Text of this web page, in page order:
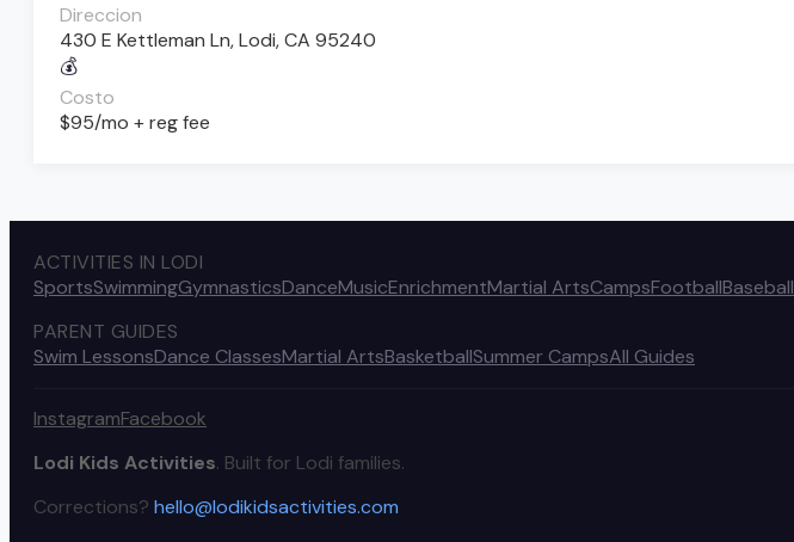
Direccion
430 E Kettleman Ln, Lodi, CA 95240
💰
Costo
$95/mo + reg fee
ACTIVITIES IN LODI
SportsSwimmingGymnasticsDanceMusicEnrichmentMartial ArtsCampsFootballBaseball
PARENT GUIDES
Swim LessonsDance ClassesMartial ArtsBasketballSummer CampsAll Guides
InstagramFacebook
Lodi Kids Activities. Built for Lodi families.
Corrections? hello@lodikidsactivities.com